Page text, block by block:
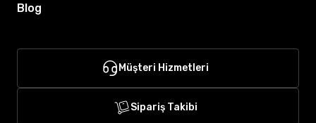
Blog
Müşteri Hizmetleri
Sipariş Takibi